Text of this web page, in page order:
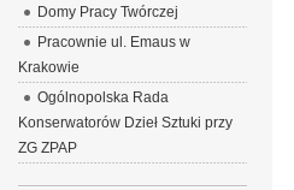
Domy Pracy Twórczej
Pracownie ul. Emaus w
Krakowie
Ogólnopolska Rada
Konserwatorów Dzieł Sztuki przy
ZG ZPAP